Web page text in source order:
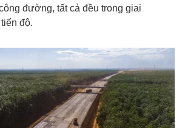
đường, tất cả đều trong giai
độ.